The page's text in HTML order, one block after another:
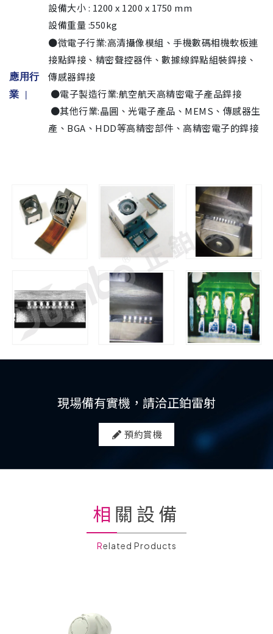
設備大小 : 1200 x 1200 x 1750 mm
設備重量 :550kg
應用行
業 |
●微電子行業:高清攝像模組、手機數碼相機軟板連
接點銲接、精密聲控器件、數據線銲點組裝銲接、
傳感器銲接
●電子製造行業:航空航天高精密電子產品銲接
●其他行業:晶圓、光電子產品、MEMS、傳感器生
產、BGA、HDD等高精密部件、高精密電子的銲接
現場備有實機，請洽正鉑雷射
預約賞機
相關設備
Related Products